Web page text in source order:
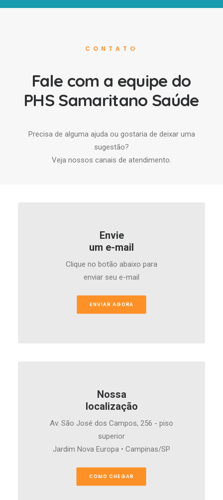
CONTATO
Fale com a equipe do
PHS Samaritano Saúde
Precisa de alguma ajuda ou gostaria de deixar uma
sugestão?
Veja nossos canais de atendimento.
Nossa
localização
Av. São José dos Campos, 256 - piso
superior
Jardim Nova Europa • Campinas/SP
COMO CHEGAR
Envie
um e-mail
Clique no botão abaixo para
enviar seu e-mail
ENVIAR AGORA